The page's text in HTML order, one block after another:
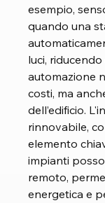
esempio,
quando una
luci,
automazione
costi, ma
dell’edificio.
rinnovabile,
elemento
impianti
remoto,
energetica e